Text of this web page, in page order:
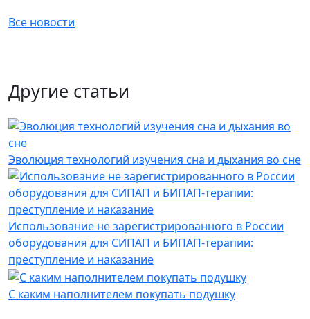
Все новости
Другие статьи
Эволюция технологий изучения сна и дыхания во сне
Использование не зарегистрированного в России
оборудования для СИПАП и БИПАП-терапии:
преступление и наказание
С каким наполнителем покупать подушку